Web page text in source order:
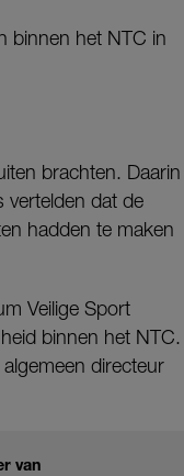
binnen het NTC in
brachten. Daarin
vertelden dat de
hadden te maken
Veilige Sport
binnen het NTC.
directeur
van